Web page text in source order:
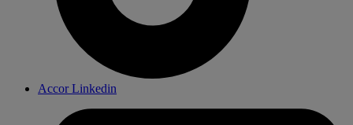
Accor Linkedin